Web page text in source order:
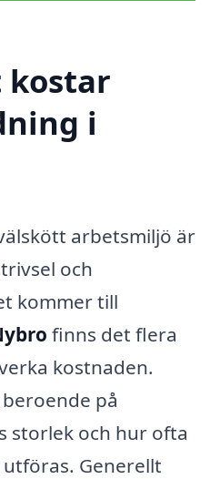
kostar
i
arbetsmiljö är
och
kommer till
finns det flera
kostnaden.
på
storlek och hur ofta
Generellt